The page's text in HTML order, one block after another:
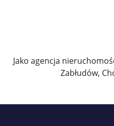
Jako agencja
Zabłudów,